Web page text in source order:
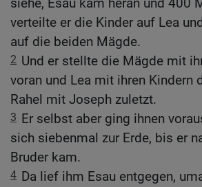
siehe, Esau kam heran und 400
verteilte er die Kinder auf Lea
auf die beiden Mägde.
2 Und er stellte die Mägde mit
voran und Lea mit ihren Kindern
Rahel mit Joseph zuletzt.
3 Er selbst aber ging ihnen
sich siebenmal zur Erde, bis er
Bruder kam.
4 Da lief ihm Esau entgegen,